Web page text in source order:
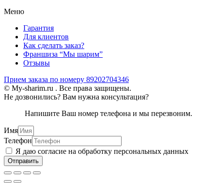
Меню
Гарантия
Для клиентов
Как сделать заказ?
Франшиза “Мы шарим”
Отзывы
Прием заказа по номеру 89202704346
© My-sharim.ru . Все права защищены.
Не дозвонились? Вам нужна консультация?
Напишите Ваш номер телефона и мы перезвоним.
Имя
Телефон
Я даю согласие на обработку персональных данных
Отправить